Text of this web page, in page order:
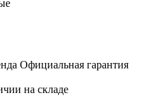
Официальная гарантия
на складе